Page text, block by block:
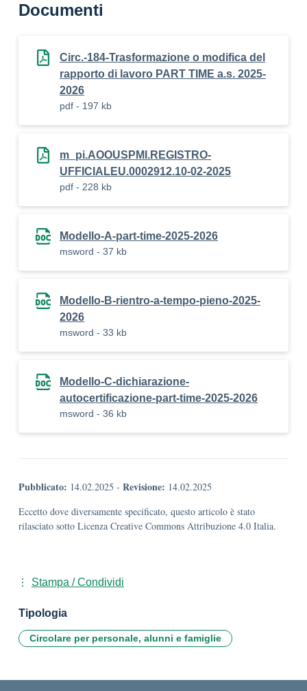
Documenti
Circ.-184-Trasformazione o modifica del
rapporto di lavoro PART TIME a.s. 2025-
2026
pdf - 197 kb
m_pi.AOOUSPMI.REGISTRO-
UFFICIALEU.0002912.10-02-2025
pdf - 228 kb
Modello-A-part-time-2025-2026
msword - 37 kb
Modello-B-rientro-a-tempo-pieno-2025-
2026
msword - 33 kb
Modello-C-dichiarazione-
autocertificazione-part-time-2025-2026
msword - 36 kb
Pubblicato: 14.02.2025 - Revisione: 14.02.2025
Eccetto dove diversamente specificato, questo articolo è stato
rilasciato sotto Licenza Creative Commons Attribuzione 4.0 Italia.
Stampa / Condividi
Tipologia
Circolare per personale, alunni e famiglie